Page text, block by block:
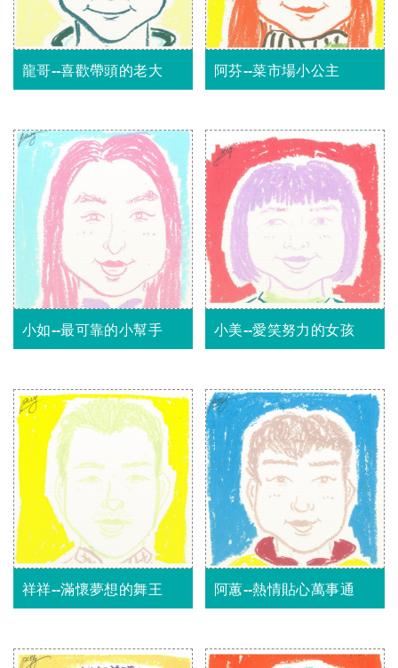
龍哥--喜歡帶頭的老大 阿芬--菜市場小公主
小如--最可靠的小幫手 小美--愛笑努力的女孩
祥祥--滿懷夢想的舞王 阿蕙--熱情貼心萬事通